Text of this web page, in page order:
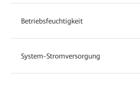
Betriebsfeuchtigkeit
System-Stromversorgung